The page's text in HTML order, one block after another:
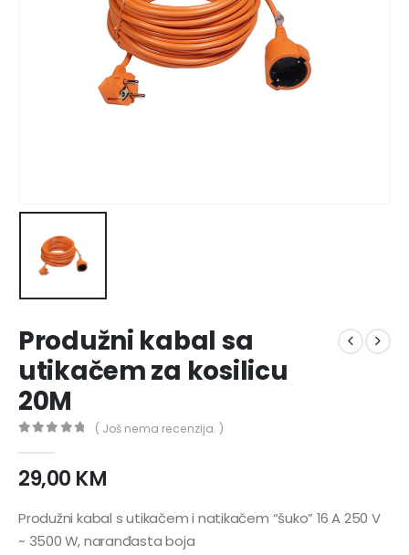
Produžni kabal sa
utikačem za kosilicu
20M
( Još nema recenzija. )
29,00 KM
Produžni kabal s utikačem i natikačem “šuko” 16 A 250 V
~ 3500 W, naranđasta boja